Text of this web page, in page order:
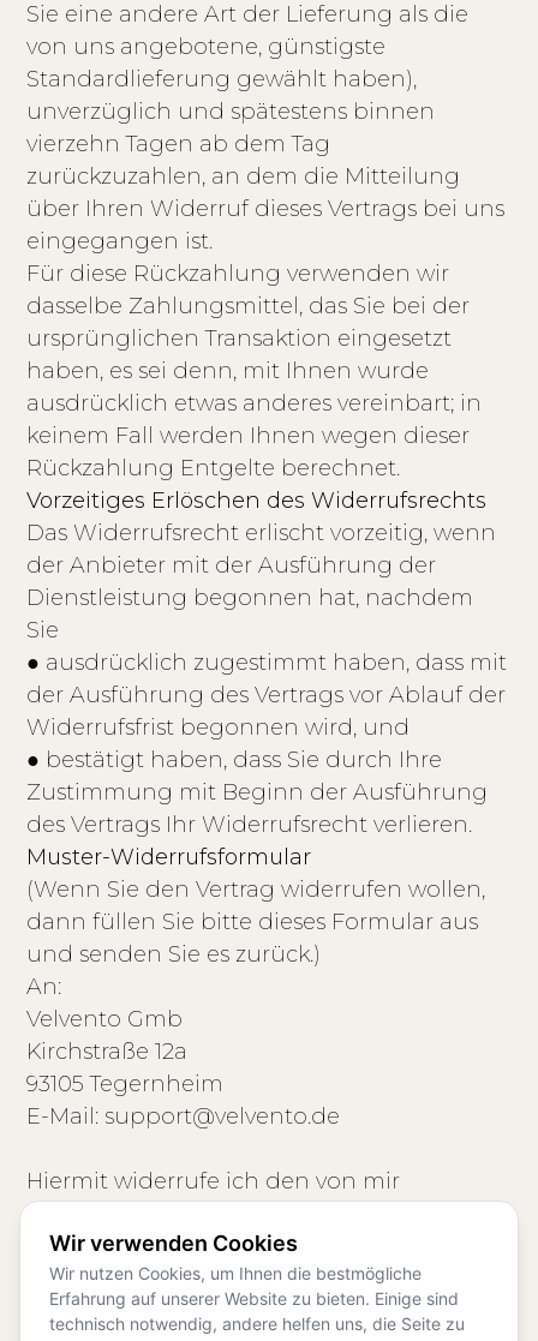
Sie eine andere Art der Lieferung als die
von uns angebotene, günstigste
Standardlieferung gewählt haben),
unverzüglich und spätestens binnen
vierzehn Tagen ab dem Tag
zurückzuzahlen, an dem die Mitteilung
über Ihren Widerruf dieses Vertrags bei uns
eingegangen ist.
Für diese Rückzahlung verwenden wir
dasselbe Zahlungsmittel, das Sie bei der
ursprünglichen Transaktion eingesetzt
haben, es sei denn, mit Ihnen wurde
ausdrücklich etwas anderes vereinbart; in
keinem Fall werden Ihnen wegen dieser
Rückzahlung Entgelte berechnet.
Vorzeitiges Erlöschen des Widerrufsrechts
Das Widerrufsrecht erlischt vorzeitig, wenn
der Anbieter mit der Ausführung der
Dienstleistung begonnen hat, nachdem
Sie
● ausdrücklich zugestimmt haben, dass mit
der Ausführung des Vertrags vor Ablauf der
Widerrufsfrist begonnen wird, und
● bestätigt haben, dass Sie durch Ihre
Zustimmung mit Beginn der Ausführung
des Vertrags Ihr Widerrufsrecht verlieren.
Muster-Widerrufsformular
(Wenn Sie den Vertrag widerrufen wollen,
dann füllen Sie bitte dieses Formular aus
und senden Sie es zurück.)
An:
Velvento Gmb
Kirchstraße 12a
93105 Tegernheim
E-Mail: support@velvento.de
Hiermit widerrufe ich den von mir
abgeschlossenen Vertrag über die
Erbringung der folgenden Dienstleistung:
Bestellt am: ____________________
Wir verwenden Cookies
Wir nutzen Cookies, um Ihnen die bestmögliche
Erfahrung auf unserer Website zu bieten. Einige sind
technisch notwendig, andere helfen uns, die Seite zu